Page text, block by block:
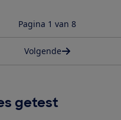
Pagina 1 van 8
Volgende
getest